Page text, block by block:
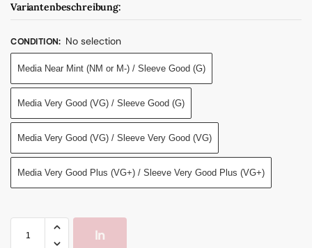
Variantenbeschreibung:
CONDITION: No selection
Media Near Mint (NM or M-) / Sleeve Good (G)
Media Very Good (VG) / Sleeve Good (G)
Media Very Good (VG) / Sleeve Very Good (VG)
Media Very Good Plus (VG+) / Sleeve Very Good Plus (VG+)
In